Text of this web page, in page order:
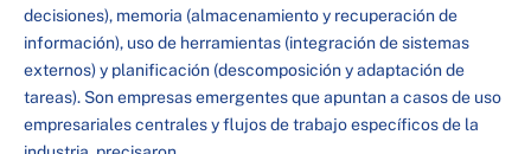
decisiones), memoria (almacenamiento y recuperación de
información), uso de herramientas (integración de sistemas
externos) y planificación (descomposición y adaptación de
tareas). Son empresas emergentes que apuntan a casos de uso
empresariales centrales y flujos de trabajo específicos de la